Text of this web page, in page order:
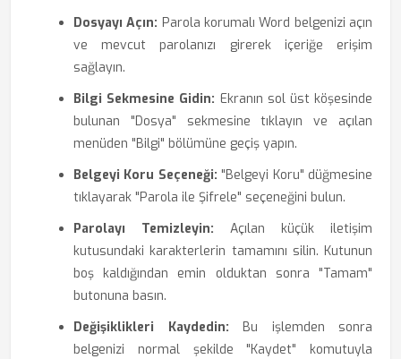
Dosyayı Açın: Parola korumalı Word belgenizi açın
ve mevcut parolanızı girerek içeriğe erişim
sağlayın.
Bilgi Sekmesine Gidin: Ekranın sol üst köşesinde
bulunan "Dosya" sekmesine tıklayın ve açılan
menüden "Bilgi" bölümüne geçiş yapın.
Belgeyi Koru Seçeneği: "Belgeyi Koru" düğmesine
tıklayarak "Parola ile Şifrele" seçeneğini bulun.
Parolayı Temizleyin: Açılan küçük iletişim
kutusundaki karakterlerin tamamını silin. Kutunun
boş kaldığından emin olduktan sonra "Tamam"
butonuna basın.
Değişiklikleri Kaydedin: Bu işlemden sonra
belgenizi normal şekilde "Kaydet" komutuyla